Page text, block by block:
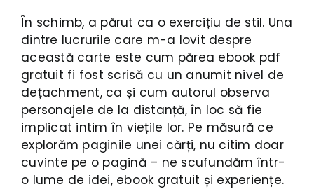
În schimb, a părut ca o exercițiu de stil. Una
dintre lucrurile care m-a lovit despre
această carte este cum părea ebook pdf
gratuit fi fost scrisă cu un anumit nivel de
dețachment, ca și cum autorul observa
personajele de la distanță, în loc să fie
implicat intim în viețile lor. Pe măsură ce
explorăm paginile unei cărți, nu citim doar
cuvinte pe o pagină – ne scufundăm într-
o lume de idei, ebook gratuit și experiențe.